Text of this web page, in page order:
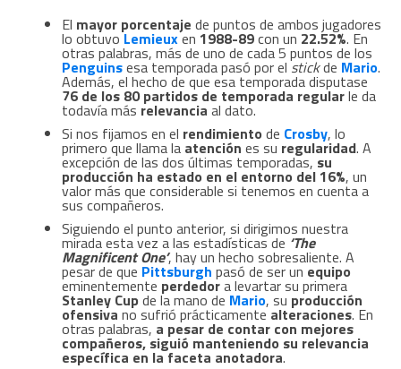
El mayor porcentaje de puntos de ambos jugadores
lo obtuvoLemieuxen 1988-89con un 22.52%. En
otras palabras, más de uno de cada 5 puntos de los
Penguinsesa temporada pasó por elstickde Mario.
Además, el hecho de que esa temporada disputase
76 de los 80 partidos de temporada regularle da
todavía más relevancia al dato.
Si nos fijamos en el rendimiento de Crosby, lo
primero que llama la atención es su regularidad. A
excepción de las dos últimas temporadas, su
producción ha estado en el entorno del 16%, un
valor más que considerable si tenemos en cuenta a
sus compañeros.
Siguiendo el punto anterior, si dirigimos nuestra
mirada esta vez a las estadísticas de ‘The
Magnificent One’, hay un hecho sobresaliente. A
pesar de que Pittsburgh pasó de ser un equipo
eminentemente perdedora levartarsu primera
Stanley Cupde la mano de Mario, su producción
ofensiva no sufrió prácticamentealteraciones. En
otras palabras, a pesar de contar con mejores
compañeros, siguió manteniendo su relevancia
específica en la faceta anotadora.